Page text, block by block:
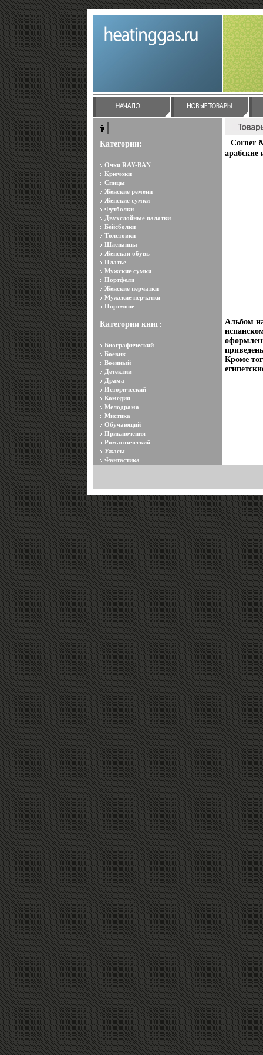
Категории:
Очки RAY-BAN
Крючоки
Спицы
Женские ремени
Женские сумки
Футболки
Двухслойные палатки
Бейсболки
Толстовки
Шлепанцы
Женская обувь
Платье
Мужские сумки
Портфели
Женские перчатки
Мужские перчатки
Портмоне
Категории книг:
Биографический
Боевик
Военный
Детектив
Драма
Исторический
Комедия
Мелодрама
Мистика
Обучающий
Приключения
Романтический
Ужасы
Фантастика
Corner
арабские
Альбом
Кроме